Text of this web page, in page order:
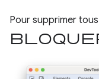
Pour supprimer